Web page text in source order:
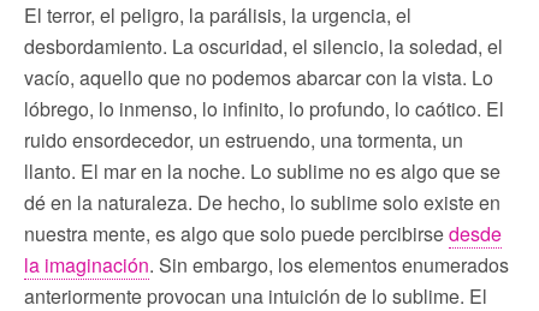
El terror, el peligro, la parálisis, la urgencia, el
desbordamiento. La oscuridad, el silencio, la soledad, el
vacío, aquello que no podemos abarcar con la vista. Lo
lóbrego, lo inmenso, lo infinito, lo profundo, lo caótico. El
ruido ensordecedor, un estruendo, una tormenta, un
llanto. El mar en la noche. Lo sublime no es algo que se
dé en la naturaleza. De hecho, lo sublime solo existe en
nuestra mente, es algo que solo puede percibirsedesde
la imaginación. Sin embargo, los elementos enumerados
anteriormente provocan una intuición de lo sublime. El